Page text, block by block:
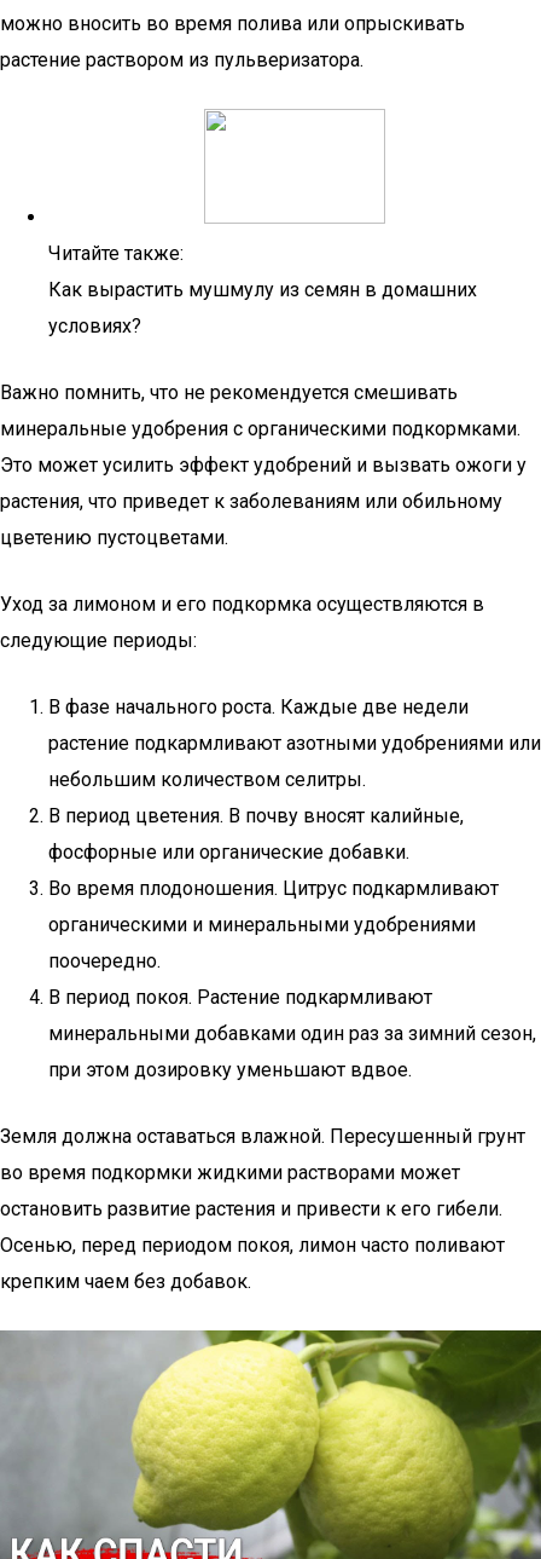
можно вносить во время полива или опрыскивать
растение раствором из пульверизатора.
Читайте также:
Как вырастить мушмулу из семян в домашних
условиях?
Важно помнить, что не рекомендуется смешивать
минеральные удобрения с органическими подкормками.
Это может усилить эффект удобрений и вызвать ожоги у
растения, что приведет к заболеваниям или обильному
цветению пустоцветами.
Уход за лимоном и его подкормка осуществляются в
следующие периоды:
В фазе начального роста. Каждые две недели
растение подкармливают азотными удобрениями или
небольшим количеством селитры.
В период цветения. В почву вносят калийные,
фосфорные или органические добавки.
Во время плодоношения. Цитрус подкармливают
органическими и минеральными удобрениями
поочередно.
В период покоя. Растение подкармливают
минеральными добавками один раз за зимний сезон,
при этом дозировку уменьшают вдвое.
Земля должна оставаться влажной. Пересушенный грунт
во время подкормки жидкими растворами может
остановить развитие растения и привести к его гибели.
Осенью, перед периодом покоя, лимон часто поливают
крепким чаем без добавок.